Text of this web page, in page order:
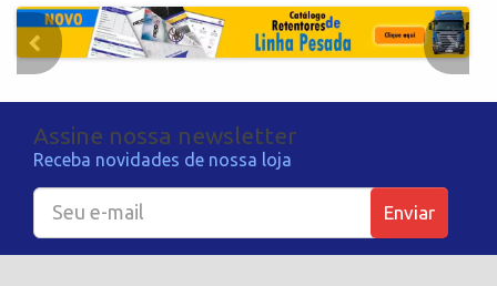
Assine nossa newsletter
Receba novidades de nossa loja
Enviar